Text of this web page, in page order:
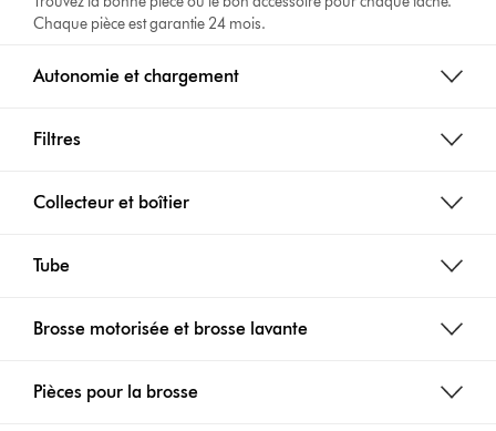
Chaque pièce est garantie 24 mois.
Autonomie et chargement
Filtres
Collecteur et boîtier
Tube
Brosse motorisée et brosse lavante
Pièces pour la brosse